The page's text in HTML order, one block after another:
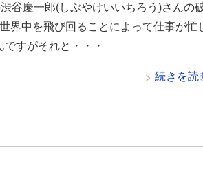
谷慶一郎(しぶやけいいちろう)さんの
界中を飛び回ることによって仕事が忙
すがそれと・・・
続きを読